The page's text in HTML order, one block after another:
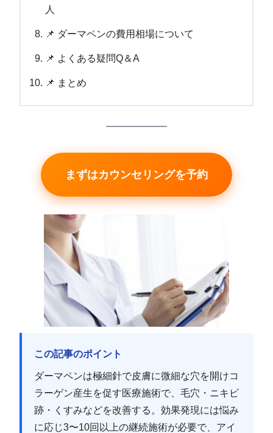
人
📌 ダーマペンの費用相場について
📌 よくある疑問Q＆A
📌 まとめ
まずはカウンセリングを予約
この記事のポイント
ダーマペンは極細針で皮膚に微細な穴を開けコ
ラーゲン産生を促す医療施術で、毛穴・ニキビ
跡・くすみなどを改善する。効果発現には悩み
に応じ3〜10回以上の継続施術が必要で、アイ